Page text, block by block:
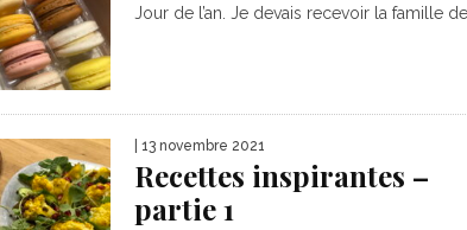
Jour de l’an. Je devais recevoir la famille
| 13 novembre 2021
Recettes inspirantes –
partie 1